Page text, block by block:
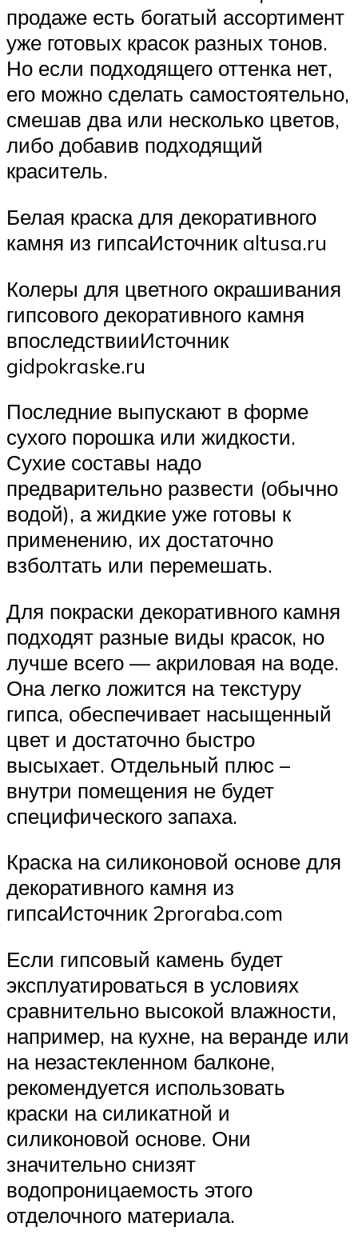
продаже есть богатый ассортимент
уже готовых красок разных тонов.
Но если подходящего оттенка нет,
его можно сделать самостоятельно,
смешав два или несколько цветов,
либо добавив подходящий
краситель.
Белая краска для декоративного
камня из гипсаИсточник altusa.ru
Колеры для цветного окрашивания
гипсового декоративного камня
впоследствииИсточник
gidpokraske.ru
Последние выпускают в форме
сухого порошка или жидкости.
Сухие составы надо
предварительно развести (обычно
водой), а жидкие уже готовы к
применению, их достаточно
взболтать или перемешать.
Для покраски декоративного камня
подходят разные виды красок, но
лучше всего — акриловая на воде.
Она легко ложится на текстуру
гипса, обеспечивает насыщенный
цвет и достаточно быстро
высыхает. Отдельный плюс –
внутри помещения не будет
специфического запаха.
Краска на силиконовой основе для
декоративного камня из
гипсаИсточник 2proraba.com
Если гипсовый камень будет
эксплуатироваться в условиях
сравнительно высокой влажности,
например, на кухне, на веранде или
на незастекленном балконе,
рекомендуется использовать
краски на силикатной и
силиконовой основе. Они
значительно снизят
водопроницаемость этого
отделочного материала.